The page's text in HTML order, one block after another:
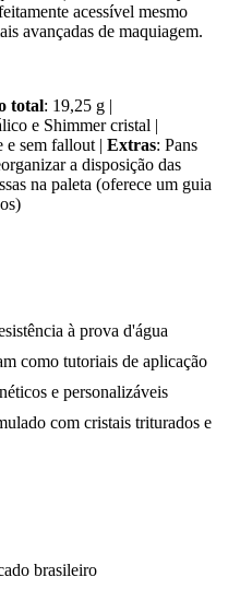
acessível mesmo
avançadas de maquiagem.
total: 19,25 g |
e Shimmer cristal |
e sem fallout | Extras: Pans
a disposição das
na paleta (oferece um guia
à prova d'água
como tutoriais de aplicação
e personalizáveis
com cristais triturados e
brasileiro